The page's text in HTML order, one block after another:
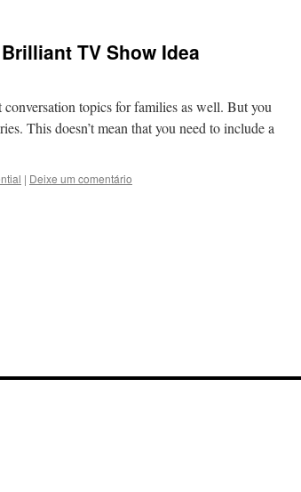
TV Show Idea
topics for families as well. But you
This doesn’t mean that you need to include a
| Deixe um comentário